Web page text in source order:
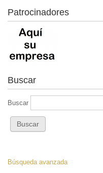
Patrocinadores
Buscar
Buscar
Búsqueda avanzada